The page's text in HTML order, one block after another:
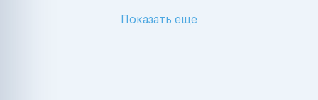
Показать еще